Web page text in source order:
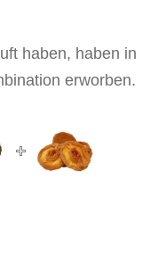
haben, haben in
erworben.